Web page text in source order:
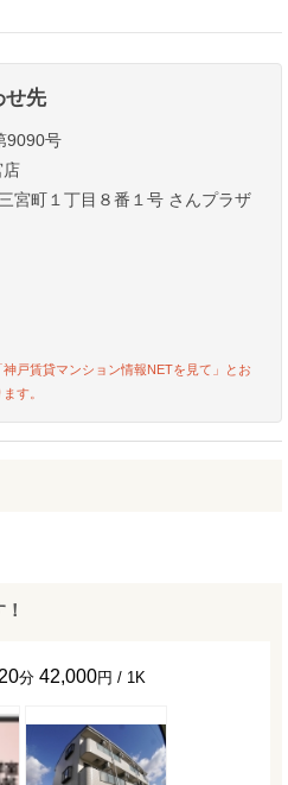
せ先
9090号
店
宮町１丁目８番１号 さんプラザ
戸賃貸マンション情報NETを見て」とお
す。
分 42,000円 / 1K